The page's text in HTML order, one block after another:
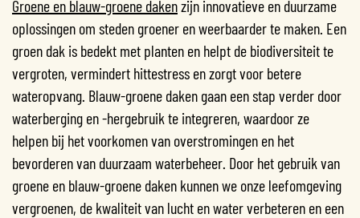
Groene en blauw-groene dakenzijn innovatieve en duurzame
oplossingen om steden groener en weerbaarder te maken. Een
groen dak is bedekt met planten en helpt de biodiversiteit te
vergroten, vermindert hittestress en zorgt voor betere
wateropvang. Blauw-groene daken gaan een stap verder door
waterberging en -hergebruik te integreren, waardoor ze
helpen bij het voorkomen van overstromingen en het
bevorderen van duurzaam waterbeheer. Door het gebruik van
groene en blauw-groene daken kunnen we onze leefomgeving
vergroenen, de kwaliteit van lucht en water verbeteren en een